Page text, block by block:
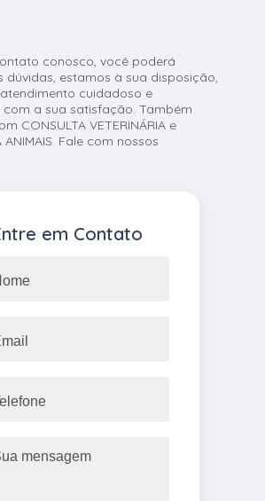
conosco, você poderá
dúvidas, estamos à sua disposição,
cuidadoso e
a sua satisfação. Também
CONSULTA VETERINÁRIA e
ANIMAIS. Fale com nossos
em Contato